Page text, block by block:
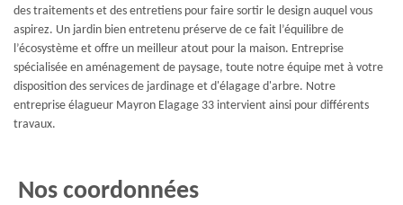
des traitements et des entretiens pour faire sortir le design auquel vous
aspirez. Un jardin bien entretenu préserve de ce fait l’équilibre de
l’écosystème et offre un meilleur atout pour la maison. Entreprise
spécialisée en aménagement de paysage, toute notre équipe met à votre
disposition des services de jardinage et d'élagage d'arbre. Notre
entreprise élagueur Mayron Elagage 33 intervient ainsi pour différents
travaux.
Nos coordonnées